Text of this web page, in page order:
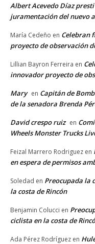
Albert Acevedo Díaz presti
juramentación del nuevo
María Cedeño en Celebran
proyecto de observación
Lillian Bayron Ferreira en
innovador proyecto de
Mary en Capitán de
de la senadora Brenda
David crespo ruiz en
Wheels Monster Trucks
Feizal Marrero Rodriguez en
en espera de permisos
Soledad en Preocupada la
la costa de Rincón
Benjamin Colucci en
ciclista en la costa de
Ada Pérez Rodríguez en